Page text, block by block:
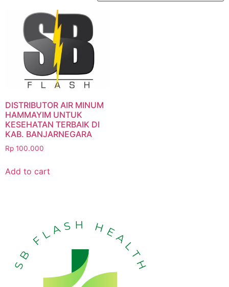
DISTRIBUTOR AIR MINUM
HAMMAYIM UNTUK
KESEHATAN TERBAIK DI
KAB. BANJARNEGARA
Rp 100.000
Add to cart